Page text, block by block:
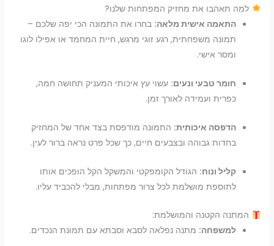
למה תאהבו את מחזיק המפתחות שלנו?
התאמה אישית מלאה: בחרו את התמונה הכי יפה שלכם –
תמונה משפחתית, רגע זוגי מרגש, חיית המחמד או אפילו לוגו
ומסר אישי.
חומר טבעי ונעים: עשוי עץ איכותי המעניק תחושה חמה,
כפרית ועמידה לאורך זמן.
הדפסה איכותית: התמונה מודפסת בצד אחד של המחזיק
בחדות גבוהה ובצבעים חיים, כך שכל פרט נראה ברור לעין.
קליל ונוח: הגודל הקומפקטי והמשקל הקל הופכים אותו
לתוספת מושלמת לכל צרור מפתחות, מבלי להכביד עליו.
המתנה הקטנה והמושלמת:
למשפחה: מתנה נפלאה לסבא וסבתא עם תמונת הנכדים.